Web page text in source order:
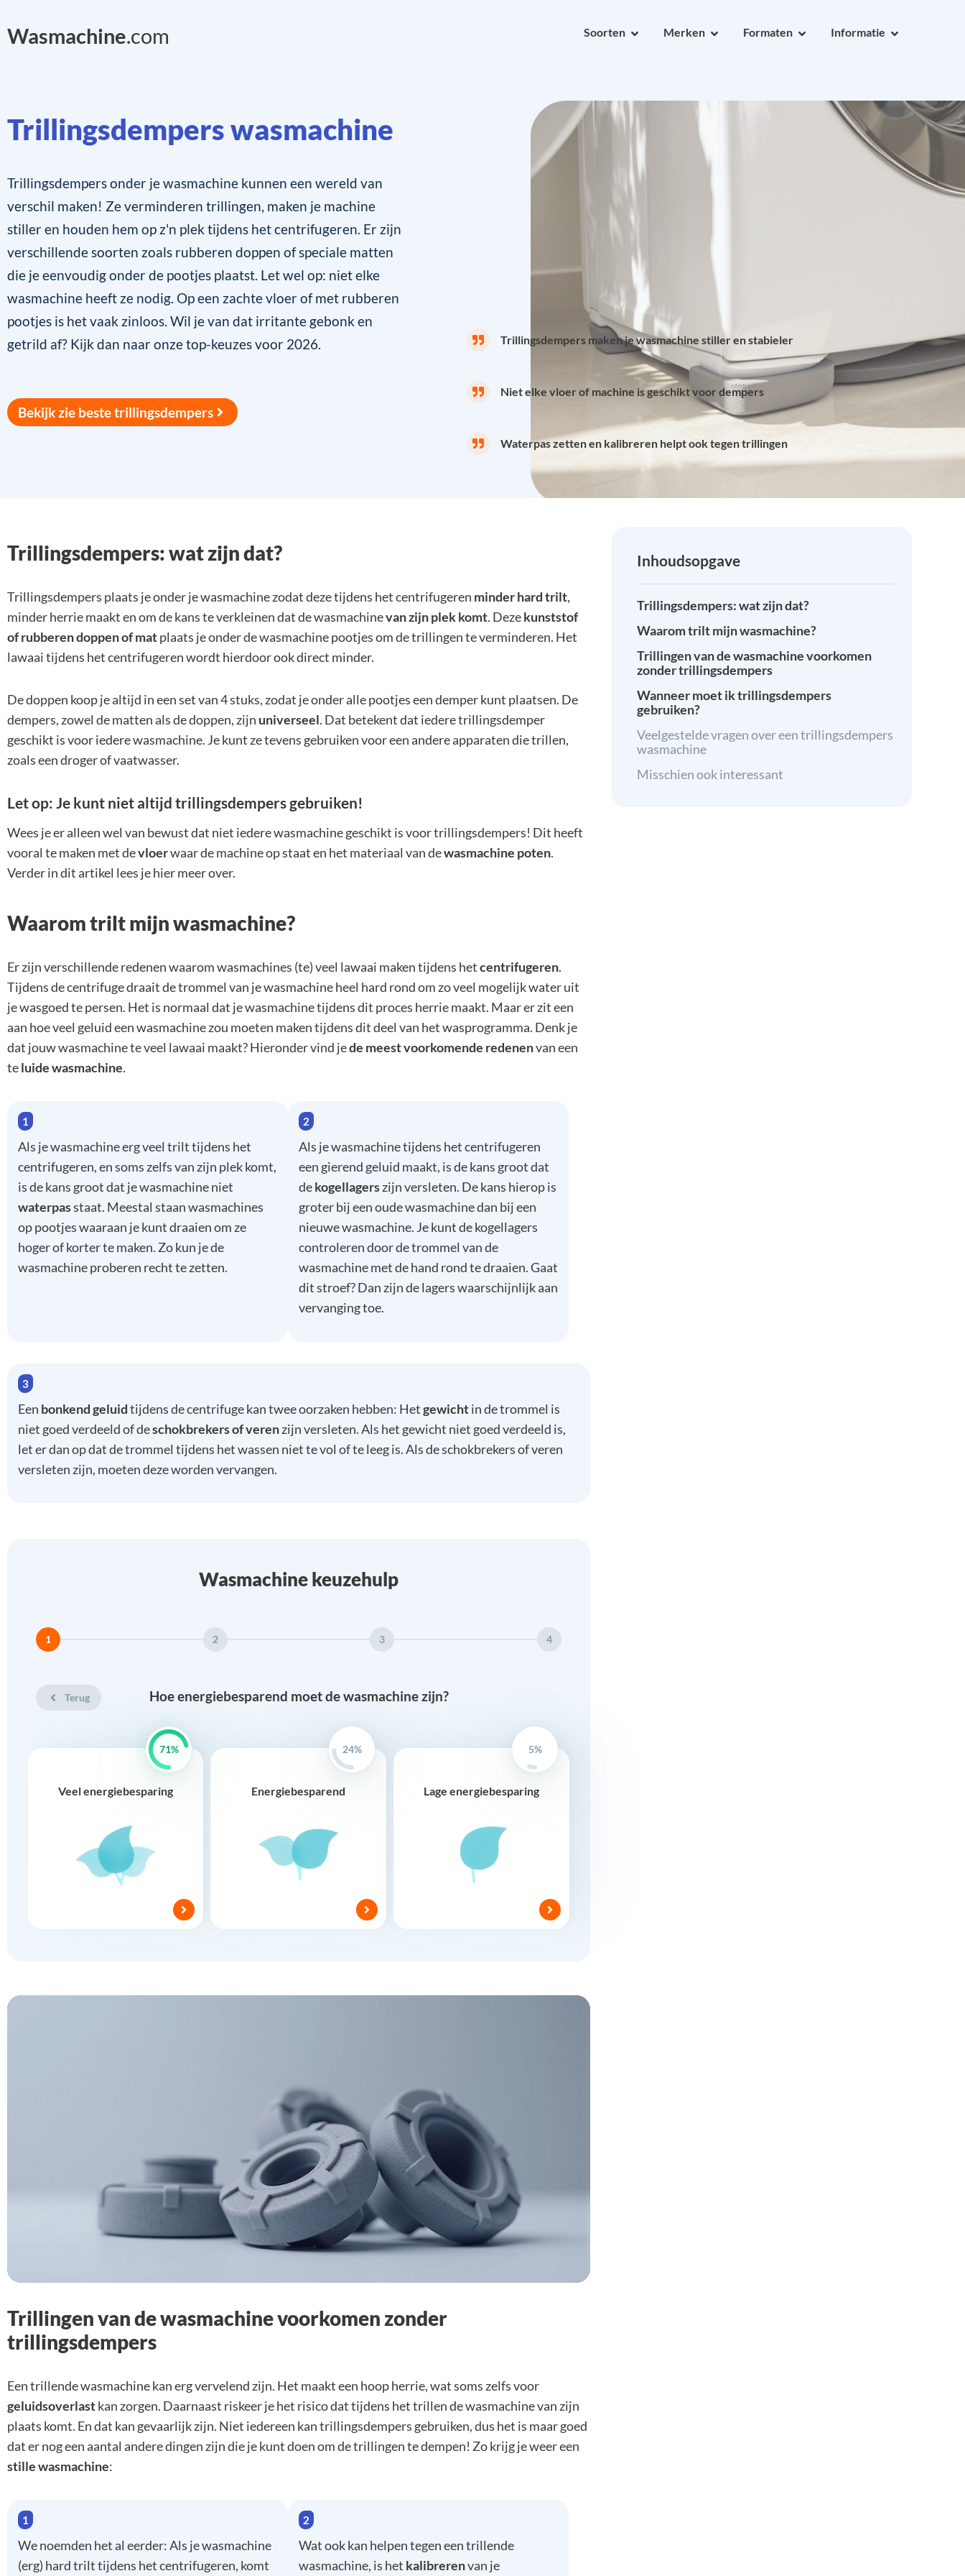
Wasmachine.com Soorten Merken Formaten Informatie
Trillingsdempers wasmachine
Trillingsdempers onder je wasmachine kunnen een wereld van
verschil maken! Ze verminderen trillingen, maken je machine
stiller en houden hem op z'n plek tijdens het centrifugeren. Er zijn
verschillende soorten zoals rubberen doppen of speciale matten
die je eenvoudig onder de pootjes plaatst. Let wel op: niet elke
wasmachine heeft ze nodig. Op een zachte vloer of met rubberen
pootjes is het vaak zinloos. Wil je van dat irritante gebonk en
getrild af? Kijk dan naar onze top-keuzes voor 2026.
Bekijk zie beste trillingsdempers
Trillingsdempers maken je wasmachine stiller en stabieler
Niet elke vloer of machine is geschikt voor dempers
Waterpas zetten en kalibreren helpt ook tegen trillingen
Trillingsdempers: wat zijn dat?
Trillingsdempers plaats je onder je wasmachine zodat deze tijdens het centrifugeren minder hard trilt,
minder herrie maakt en om de kans te verkleinen dat de wasmachinevan zijn plek komt. Dezekunststof
of rubberen doppen of matplaats je onder de wasmachine pootjes om de trillingen te verminderen. Het
lawaai tijdens het centrifugeren wordt hierdoor ook direct minder.
De doppen koop je altijd in een set van 4 stuks, zodat je onder alle pootjes een demper kunt plaatsen. De
dempers, zowel de matten als de doppen, zijn universeel. Dat betekent dat iedere trillingsdemper
geschikt is voor iedere wasmachine. Je kunt ze tevens gebruiken voor een andere apparaten die trillen,
zoals een droger of vaatwasser.
Let op: Je kunt niet altijd trillingsdempers gebruiken!
Wees je er alleen wel van bewust dat niet iedere wasmachine geschikt is voor trillingsdempers! Dit heeft
vooral te maken met devloerwaar de machine op staat en het materiaal van dewasmachine poten.
Verder in dit artikel lees je hier meer over.
Waarom trilt mijn wasmachine?
Er zijn verschillende redenen waarom wasmachines (te) veel lawaai maken tijdens hetcentrifugeren.
Tijdens de centrifuge draait de trommel van je wasmachine heel hard rond om zo veel mogelijk water uit
je wasgoed te persen. Het is normaal dat je wasmachine tijdens dit proces herrie maakt. Maar er zit een
aan hoe veel geluid een wasmachine zou moeten maken tijdens dit deel van het wasprogramma. Denk je
dat jouw wasmachine te veel lawaai maakt? Hieronder vind jede meest voorkomende redenenvan een
teluide wasmachine.
Als je wasmachine erg veel trilt tijdens het
centrifugeren, en soms zelfs van zijn plek komt,
is de kans groot dat je wasmachine niet
waterpasstaat. Meestal staan wasmachines
op pootjes waaraan je kunt draaien om ze
hoger of korter te maken. Zo kun je de
wasmachine proberen recht te zetten.
Als je wasmachine tijdens het centrifugeren
een gierend geluid maakt, is de kans groot dat
dekogellagerszijn versleten. De kans hierop is
groter bij een oude wasmachine dan bij een
nieuwe wasmachine. Je kunt de kogellagers
controleren door de trommel van de
wasmachine met de hand rond te draaien. Gaat
dit stroef? Dan zijn de lagers waarschijnlijk aan
vervanging toe.
Een bonkend geluidtijdens de centrifuge kan twee oorzaken hebben: Hetgewichtin de trommel is
niet goed verdeeld of deschokbrekers of verenzijn versleten. Als het gewicht niet goed verdeeld is,
let er dan op dat de trommel tijdens het wassen niet te vol of te leeg is. Als de schokbrekers of veren
versleten zijn, moeten deze worden vervangen.
Wasmachine keuzehulp
1 2 3 4
Terug Hoe energiebesparend moet de wasmachine zijn?
71%
Veel energiebesparing
24%
Energiebesparend
5%
Lage energiebesparing
Inhoudsopgave
Trillingsdempers: wat zijn dat?
Waarom trilt mijn wasmachine?
Trillingen van de wasmachine voorkomen
zonder trillingsdempers
Wanneer moet ik trillingsdempers
gebruiken?
Veelgestelde vragen over een trillingsdempers
wasmachine
Misschien ook interessant
Trillingen van de wasmachine voorkomen zonder
trillingsdempers
Een trillende wasmachine kan erg vervelend zijn. Het maakt een hoop herrie, wat soms zelfs voor
geluidsoverlastkan zorgen. Daarnaast riskeer je het risico dat tijdens het trillen de wasmachine van zijn
plaats komt. En dat kan gevaarlijk zijn. Niet iedereen kan trillingsdempers gebruiken, dus het is maar goed
dat er nog een aantal andere dingen zijn die je kunt doen om de trillingen te dempen! Zo krijg je weer een
stille wasmachine:
We noemden het al eerder: Als je wasmachine
(erg) hard trilt tijdens het centrifugeren, komt
Wat ook kan helpen tegen een trillende
wasmachine, is het kalibrerenvan je